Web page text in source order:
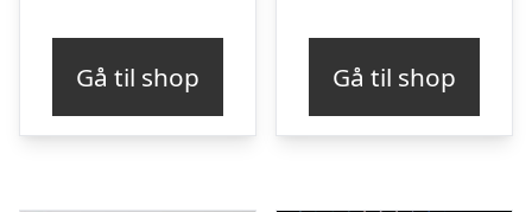
Gå til shop Gå til shop